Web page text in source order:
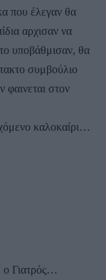
που έλεγαν θα
αρχισαν να
υποβάθμισαν, θα
συμβούλιο
φαινεται στον
καλοκαίρι…
ο Γιατρός…